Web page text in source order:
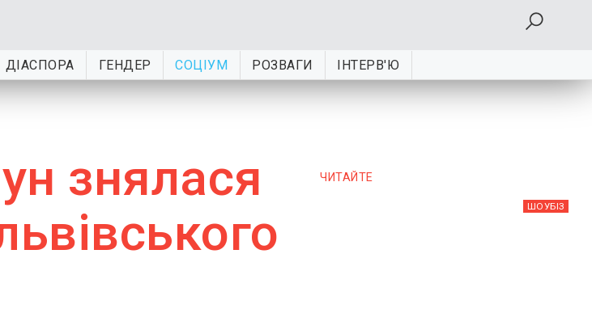
ДІАСПОРА ГЕНДЕР СОЦІУМ РОЗВАГИ ІНТЕРВ'Ю
знялася
ЧИТАЙТЕ
ШОУБIЗ